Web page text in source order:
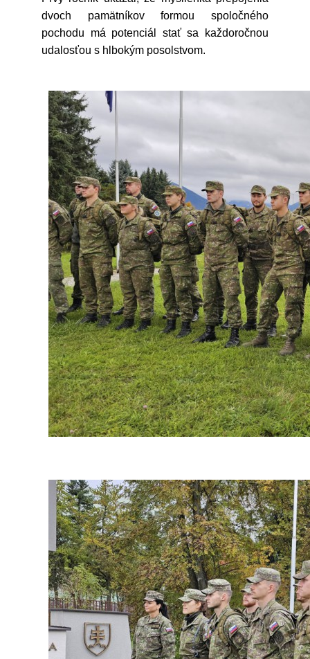
dvoch pamätníkov formou spoločného
pochodu má potenciál stať sa každoročnou
udalosťou s hlbokým posolstvom.